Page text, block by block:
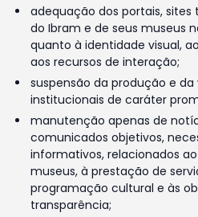
adequação dos portais,
do Ibram e de seus museus
quanto à identidade visual,
aos recursos de interação;
suspensão da produção e
institucionais de caráter
manutenção apenas de
comunicados objetivos,
informativos, relacionados
museus, à prestação de
programação cultural e às
transparência;